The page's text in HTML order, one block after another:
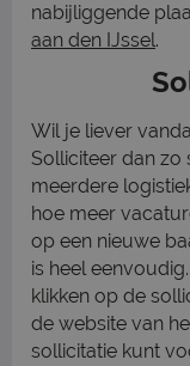
nabijliggende
aan den IJssel.
Wil je liever
Solliciteer dan zo
meerdere
hoe meer
op een nieuwe
is heel
klikken op de
de website van
sollicitatie kunt